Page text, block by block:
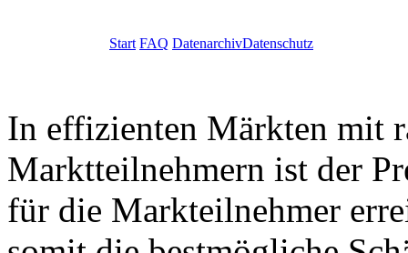
Start FAQ DatenarchivDatenschutz
In effizienten Märkten mit
Marktteilnehmern ist der
für die Markteilnehmer